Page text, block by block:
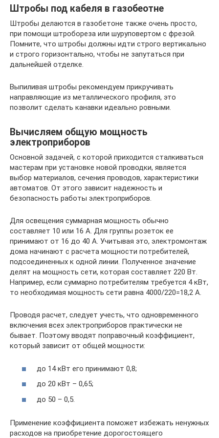
Штробы под кабеля в газобеотне
Штробы делаются в газобетоне также очень просто,
при помощи штробореза или шуруповертом с фрезой.
Помните, что штробы должны идти строго вертикально
и строго горизонтально, чтобы не запутаться при
дальнейшей отделке.
Выпиливая штробы рекомендуем прикручивать
направляющие из металлического профиля, это
позволит сделать канавки идеально ровными.
Вычисляем общую мощность
электроприборов
Основной задачей, с которой приходится сталкиваться
мастерам при установке новой проводки, является
выбор материалов, сечения проводов, характеристики
автоматов. От этого зависит надежность и
безопасность работы электроприборов.
Для освещения суммарная мощность обычно
составляет 10 или 16 А. Для группы розеток ее
принимают от 16 до 40 А. Учитывая это, электромонтаж
дома начинают с расчета мощности потребителей,
подсоединенных к одной линии. Полученное значение
делят на мощность сети, которая составляет 220 Вт.
Например, если суммарно потребителям требуется 4 кВт,
то необходимая мощность сети равна 4000/220=18,2 А.
Проводя расчет, следует учесть, что одновременного
включения всех электроприборов практически не
бывает. Поэтому вводят поправочный коэффициент,
который зависит от общей мощности:
до 14 кВт его принимают 0,8;
до 20 кВт – 0,65;
до 50 – 0,5.
Применение коэффициента поможет избежать ненужных
расходов на приобретение дорогостоящего